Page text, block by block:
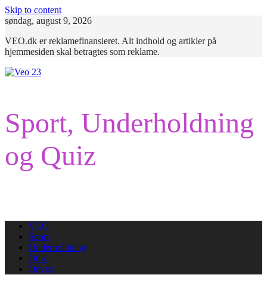
Skip to content
søndag, august 9, 2026
VEO.dk er reklamefinansieret. Alt indhold og artikler på
hjemmesiden skal betragtes som reklame.
Sport, Underholdning
og Quiz
VEO
Sport
Underholdning
Quiz
Om os